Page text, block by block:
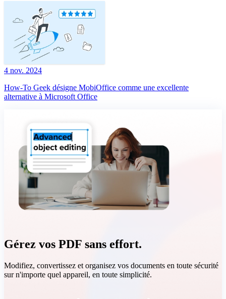
4 nov. 2024
How-To Geek désigne MobiOffice comme une excellente
alternative à Microsoft Office
Gérez vos PDF sans effort.
Modifiez, convertissez et organisez vos documents en toute sécurité
sur n'importe quel appareil, en toute simplicité.